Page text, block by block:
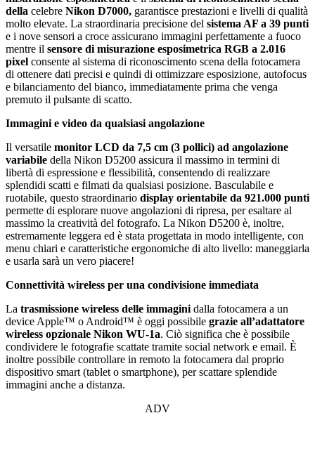
della celebre Nikon D7000, garantisce prestazioni e livelli di qualità
molto elevate. La straordinaria precisione del sistema AF a 39 punti
e i nove sensori a croce assicurano immagini perfettamente a fuoco
mentre il sensore di misurazione esposimetrica RGB a 2.016
pixel consente al sistema di riconoscimento scena della fotocamera
di ottenere dati precisi e quindi di ottimizzare esposizione, autofocus
e bilanciamento del bianco, immediatamente prima che venga
premuto il pulsante di scatto.
Immagini e video da qualsiasi angolazione
Il versatile monitor LCD da 7,5 cm (3 pollici) ad angolazione
variabile della Nikon D5200 assicura il massimo in termini di
libertà di espressione e flessibilità, consentendo di realizzare
splendidi scatti e filmati da qualsiasi posizione. Basculabile e
ruotabile, questo straordinario display orientabile da 921.000 punti
permette di esplorare nuove angolazioni di ripresa, per esaltare al
massimo la creatività del fotografo. La Nikon D5200 è, inoltre,
estremamente leggera ed è stata progettata in modo intelligente, con
menu chiari e caratteristiche ergonomiche di alto livello: maneggiarla
e usarla sarà un vero piacere!
Connettività wireless per una condivisione immediata
La trasmissione wireless delle immagini dalla fotocamera a un
device Apple™ o Android™ è oggi possibile grazie all’adattatore
wireless opzionale Nikon WU-1a. Ciò significa che è possibile
condividere le fotografie scattate tramite social network e email. È
inoltre possibile controllare in remoto la fotocamera dal proprio
dispositivo smart (tablet o smartphone), per scattare splendide
immagini anche a distanza.
ADV